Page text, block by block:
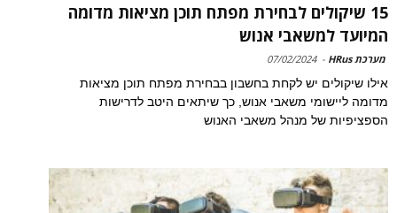
15 שיקולים לבחירת מפתח תוכן מציאות מדומה
המיועד למשאבי אנוש
מערכת HRus -
07/02/2024
אילו שיקולים יש לקחת בחשבון בבחירת מפתח תוכן מציאות
מדומה ליישומי משאבי אנוש, כך שיתאים היטב לדרישות
הספציפיות של מנהל משאבי האנוש